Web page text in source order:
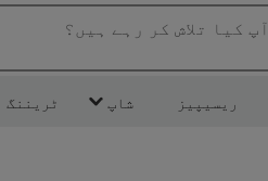
آپ کیا تلاش کر رہے ہیں؟
ریسیپیز شاپ ٹریننگ